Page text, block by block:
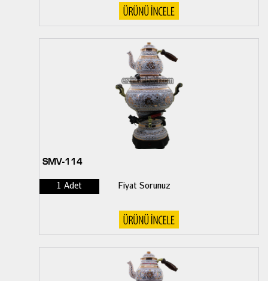
SMV-114
1 Adet Fiyat Sorunuz